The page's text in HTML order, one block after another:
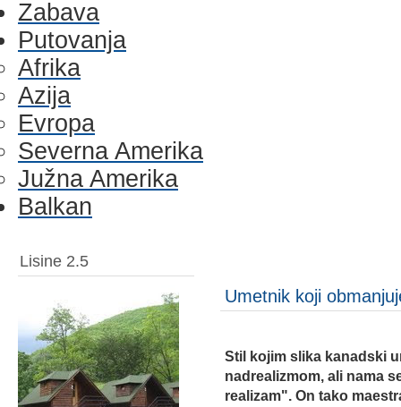
Zabava
Putovanja
Afrika
Azija
Evropa
Severna Amerika
Južna Amerika
Balkan
Lisine 2.5
Umetnik koji
Stil kojim slika kanadski
nadrealizmom, ali nama
realizam". On tako